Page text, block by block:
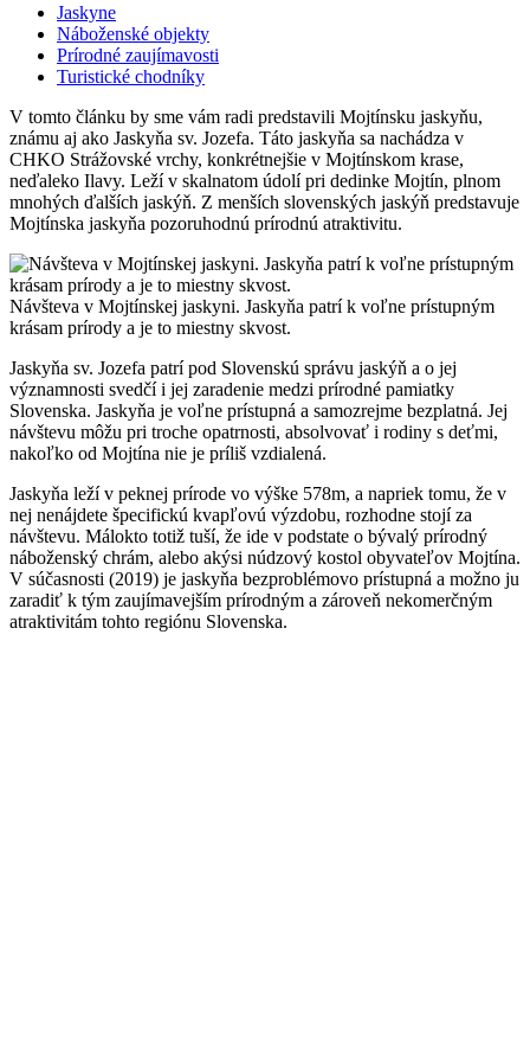
Jaskyne
Náboženské objekty
Prírodné zaujímavosti
Turistické chodníky
V tomto článku by sme vám radi predstavili Mojtínsku jaskyňu,
známu aj ako Jaskyňa sv. Jozefa. Táto jaskyňa sa nachádza v
CHKO Strážovské vrchy, konkrétnejšie v Mojtínskom krase,
neďaleko Ilavy. Leží v skalnatom údolí pri dedinke Mojtín, plnom
mnohých ďalších jaskýň. Z menších slovenských jaskýň predstavuje
Mojtínska jaskyňa pozoruhodnú prírodnú atraktivitu.
Návšteva v Mojtínskej jaskyni. Jaskyňa patrí k voľne prístupným
krásam prírody a je to miestny skvost.
Jaskyňa sv. Jozefa patrí pod Slovenskú správu jaskýň a o jej
významnosti svedčí i jej zaradenie medzi prírodné pamiatky
Slovenska. Jaskyňa je voľne prístupná a samozrejme bezplatná. Jej
návštevu môžu pri troche opatrnosti, absolvovať i rodiny s deťmi,
nakoľko od Mojtína nie je príliš vzdialená.
Jaskyňa leží v peknej prírode vo výške 578m, a napriek tomu, že v
nej nenájdete špecifickú kvapľovú výzdobu, rozhodne stojí za
návštevu. Málokto totiž tuší, že ide v podstate o bývalý prírodný
náboženský chrám, alebo akýsi núdzový kostol obyvateľov Mojtína.
V súčasnosti (2019) je jaskyňa bezproblémovo prístupná a možno ju
zaradiť k tým zaujímavejším prírodným a zároveň nekomerčným
atraktivitám tohto regiónu Slovenska.